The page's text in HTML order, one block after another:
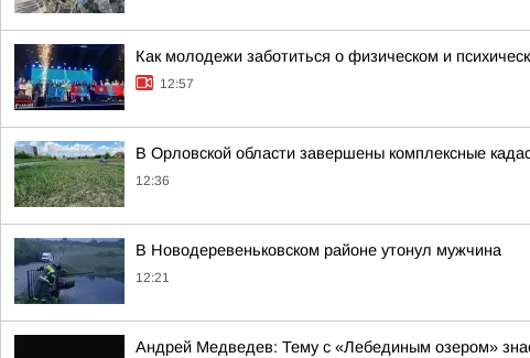
Как молодежи заботиться о физическом и
12:57
В Орловской области завершены комплексные
12:36
В Новодеревеньковском районе утонул мужчина
12:21
Андрей Медведев: Тему с «Лебединым озером»